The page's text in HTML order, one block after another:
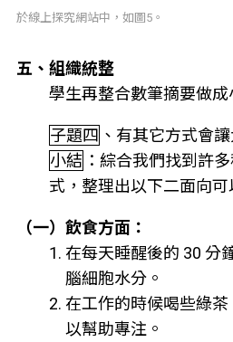
於線上探究網站中，如圖5。
五、組織統整
學生再整合數筆摘要做成
子題四 、有其它方式會
小結 ：綜合我們找到許
式，整理出以下二面向可
（一）飲食方面：
在每天睡醒後的 30 分
腦細胞水分。
在工作的時候喝些綠
以幫助專注。